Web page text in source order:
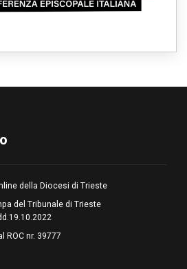
della Diocesi di Trieste
del Tribunale di Trieste
ROC nr. 39777